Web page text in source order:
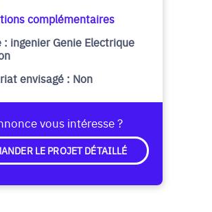
complémentaires
: ingenier Genie Electrique
envisagé : Non
vous intéresse ?
LE PROJET DÉTAILLÉ